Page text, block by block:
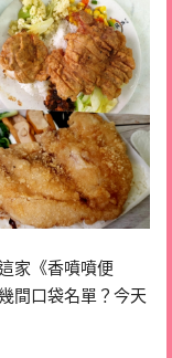
家《香噴噴便
間口袋名單？今天